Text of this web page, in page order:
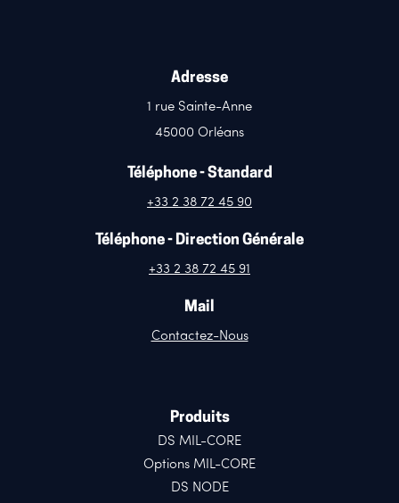
Adresse
1 rue Sainte-Anne
45000 Orléans
Téléphone - Standard
+33 2 38 72 45 90
Téléphone - Direction Générale
+33 2 38 72 45 91
Mail
Contactez-Nous
Produits
DS MIL-CORE
Options MIL-CORE
DS NODE